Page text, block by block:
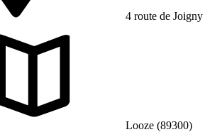
4 route de Joigny
Looze (89300)